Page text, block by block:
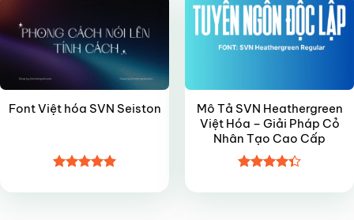
Font Việt hóa SVN Seiston
hạng55
Mô Tả SVN Heathergreen
Việt Hóa – Giải Pháp Cỏ
Nhân Tạo Cao Cấp
hạng4.35